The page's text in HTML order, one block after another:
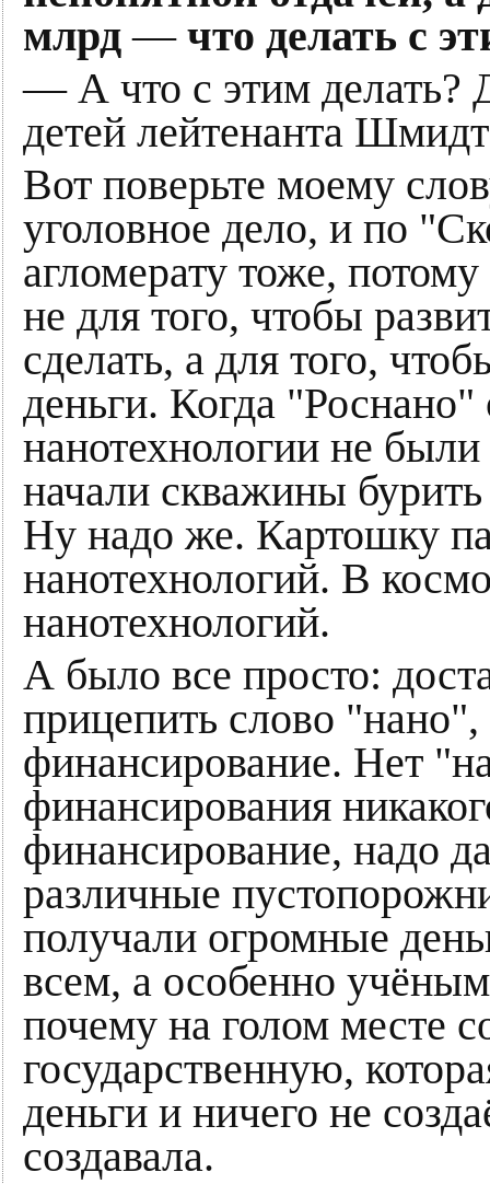
млрд—что делать с
— А что с этим делать?
детей лейтенанта
Вот поверьте моему
уголовное дело, и по
агломерату тоже, потому
не для того, чтобы
сделать, а для того,
деньги. Когда "Роснано"
нанотехнологии не
начали скважины
Ну надо же. Картошку
нанотехнологий. В
нанотехнологий.
А было все просто:
прицепить слово
финансирование. Нет
финансирования
финансирование, надо
различные
получали огромные
всем, а особенно
почему на голом месте
государственную,
деньги и ничего не
создавала.